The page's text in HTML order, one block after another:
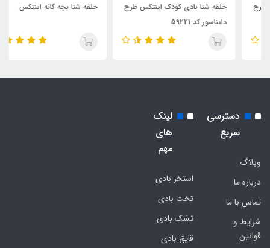
حلقه شنا بادی کودک اینتکس طرح
دایناسور کد 59221
حلقه شنا بچه گانه اینتکس
دسترسی
سریع
وبلاگ
درباره ما
تماس با ما
شرایط و
قوانین
لینک
های
مهم
استخر بادی
تخت بادی
تشک بادی
قایق بادی